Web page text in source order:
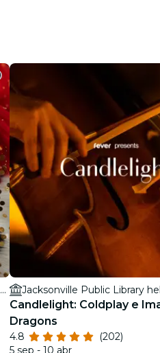
cine
Jacksonville Public Library held in the Ann & David Hicks Auditorium
Candlelight: Coldplay e
Dragons
4.8
(202)
5 sep - 10 abr